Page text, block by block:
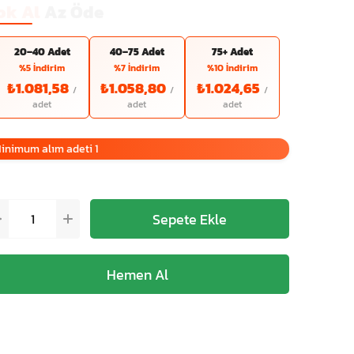
20–40 Adet
%5 İndirim
₺1.081,58
40–75 Adet
%7 İndirim
₺1.058,80
75+ Adet
%10 İndirim
₺1.024,65
alım adeti 1